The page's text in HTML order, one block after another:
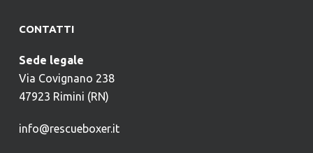
CONTATTI
Sede legale
Via Covignano 238
47923 Rimini (RN)
info@rescueboxer.it